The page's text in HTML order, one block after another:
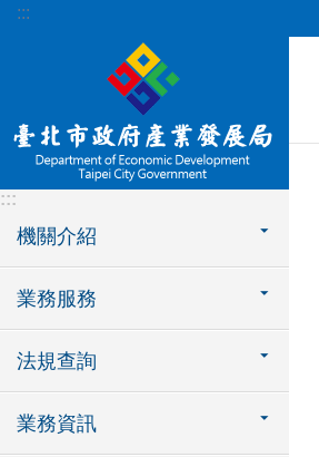
跳到主要內容區塊
:::
:::
機關介紹
業務服務
法規查詢
業務資訊